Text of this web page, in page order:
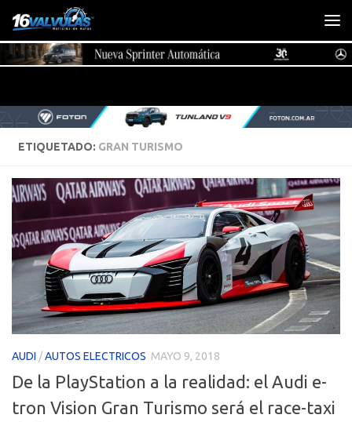
Saltar al contenido
ETIQUETADO: GRAN TURISMO
AUDI /AUTOS ELECTRICOS MAYO 9, 2018
De la PlayStation a la realidad: el Audi e-
tron Vision Gran Turismo será el race-taxi